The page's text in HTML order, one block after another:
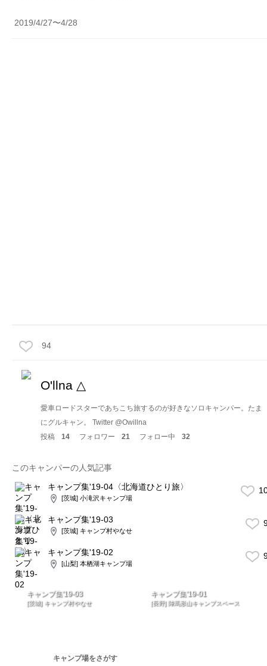
2019/4/27〜4/28
94
O'llna △
愛車ロードスターであちこち旅するのが好きなソロキャンパー。たま
にグルキャン。 Twitter @Owillna
投稿
14 フォロワー 21 フォロー中 32
このキャンパーの人気記事
キャンプ集'19-04〈北海道ひとり旅〉
[茨城] 小滝沢キャンプ場
キャンプ集'19-03
[茨城] キャンプ村やなせ
キャンプ集'19-02
[山梨] 本栖湖キャンプ場
キャンプ集'19-03
[茨城] キャンプ村やなせ
キャンプ集'19-01
[長野] 陣馬形山キャンプスペース
キャンプ場をさがす